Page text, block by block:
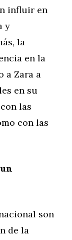
influir en
y
la
en la
a Zara a
en su
las
con las
son
de la